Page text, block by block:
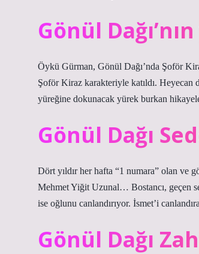
Gönül
Öykü Gürman, Gönül Dağı’nda Şoför
Şoför Kiraz karakteriyle katıldı.
yüreğine dokunacak yürek burkan
Gönül Dağı
Dört yıldır her hafta “1 numara” olan ve
Mehmet Yiğit Uzunal… Bostancı, geçen
ise oğlunu canlandırıyor. İsmet’i
Gönül Dağı